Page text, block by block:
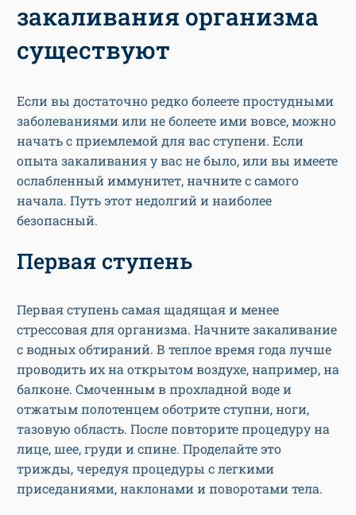
закаливания организма
существуют
Если вы достаточно редко болеете простудными
заболеваниями или не болеете ими вовсе, можно
начать с приемлемой для вас ступени. Если
опыта закаливания у вас не было, или вы имеете
ослабленный иммунитет, начните с самого
начала. Путь этот недолгий и наиболее
безопасный.
Первая ступень
Первая ступень самая щадящая и менее
стрессовая для организма. Начните закаливание
с водных обтираний. В теплое время года лучше
проводить их на открытом воздухе, например, на
балконе. Смоченным в прохладной воде и
отжатым полотенцем оботрите ступни, ноги,
тазовую область. После повторите процедуру на
лице, шее, груди и спине. Проделайте это
трижды, чередуя процедуры с легкими
приседаниями, наклонами и поворотами тела.